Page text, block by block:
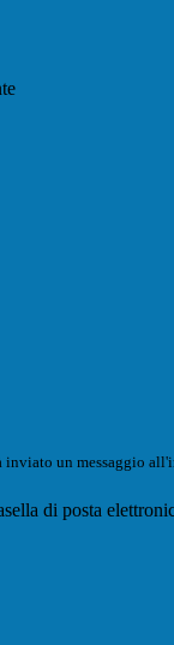
inviato un messaggio
di posta